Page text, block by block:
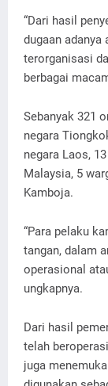
“Dari hasil
dugaan
terorganisasi
berbagai
Sebanyak 321
negara
negara Laos,
Malaysia, 5
Kamboja.
“Para pelaku
tangan, dalam
operasional
ungkapnya.
Dari hasil
telah
juga